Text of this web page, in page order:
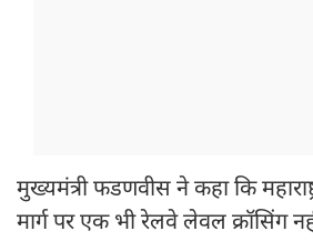
मुख्यमंत्री फडणवीस ने कहा कि
मार्ग पर एक भी रेलवे लेवल क्रॉसिंग